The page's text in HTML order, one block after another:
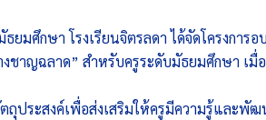
ยมศึกษา โรงเรียนจิตรลดา ได้จัดโครงกา
งชาญฉลาด” สำหรับครูระดับมัธยมศึกษา
ถุประสงค์เพื่อส่งเสริมให้ครูมีความรู้และพั